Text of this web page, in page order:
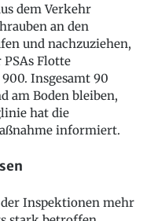
dem Verkehr
an den
und nachzuziehen,
Flotte
Insgesamt 90
am Boden bleiben,
hat die
informiert.
Inspektionen mehr